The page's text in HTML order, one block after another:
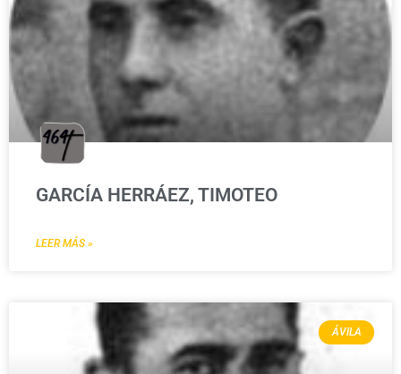
GARCÍA HERRÁEZ, TIMOTEO
LEER MÁS »
ÁVILA